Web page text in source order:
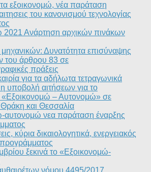
εξοικονομώ, νέα παράταση
του κανονισμού τεχνολογίας
2021 Ανάρτηση αρχικών πινάκων
μηχανικών: Δυνατότητα επισύναψης
του άρθρου 83 σε
πράξεις
για τα αδήλωτα τετραγωνικά
η υποβολή αιτήσεων για το
– Αυτονομώ» σε
και Θεσσαλία
αυτονομώ νεα παράταση έναρξης
κύρια δικαιολογητικά, ενεργειακός
ξεκινά το «Εξοικονομώ-
νόμου 4495/2017